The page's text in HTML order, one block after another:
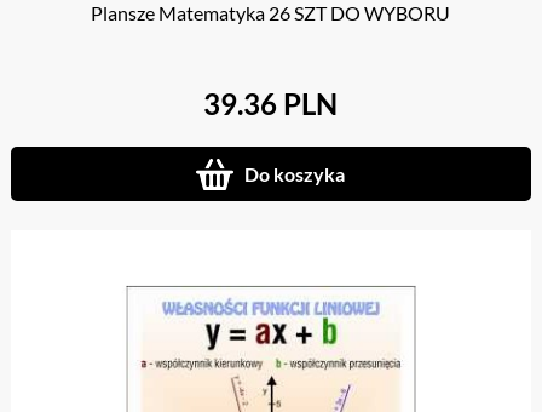
Plansze Matematyka 26 SZT DO WYBORU
39.36 PLN
Do koszyka